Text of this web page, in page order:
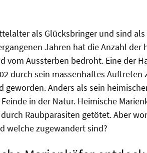
als Glücksbringer und sind
Jahren hat die Anzahl der
vom Aussterben bedroht. Eine der
durch sein massenhaftes Auftreten
geworden. Anders als sein
in der Natur. Heimische
Raubparasiten getötet. Aber
welche zugewandert sind?